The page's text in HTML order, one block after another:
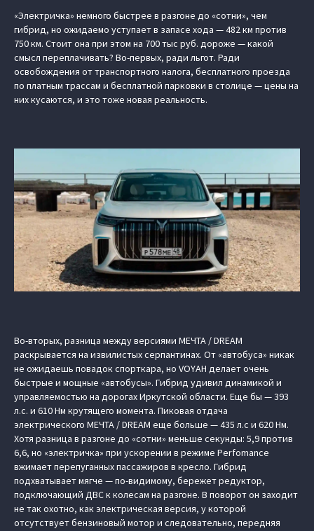
«Электричка» немного быстрее в разгоне до «сотни», чем
гибрид, но ожидаемо уступает в запасе хода — 482 км против
750 км. Стоит она при этом на 700 тыс руб. дороже — какой
смысл переплачивать? Во-первых, ради льгот. Ради
освобождения от транспортного налога, бесплатного проезда
по платным трассам и бесплатной парковки в столице — цены на
них кусаются, и это тоже новая реальность.
Во-вторых, разница между версиями МЕЧТА / DREAM
раскрывается на извилистых серпантинах. От «автобуса» никак
не ожидаешь повадок спорткара, но VOYAH делает очень
быстрые и мощные «автобусы». Гибрид удивил динамикой и
управляемостью на дорогах Иркутской области. Еще бы — 393
л.с. и 610 Нм крутящего момента. Пиковая отдача
электрического МЕЧТА / DREAM еще больше — 435 л.с и 620 Нм.
Хотя разница в разгоне до «сотни» меньше секунды: 5,9 против
6,6, но «электричка» при ускорении в режиме Perfomance
вжимает перепуганных пассажиров в кресло. Гибрид
подхватывает мягче — по-видимому, бережет редуктор,
подключающий ДВС к колесам на разгоне. В поворот он заходит
не так охотно, как электрическая версия, у которой
отсутствует бензиновый мотор и следовательно, передняя